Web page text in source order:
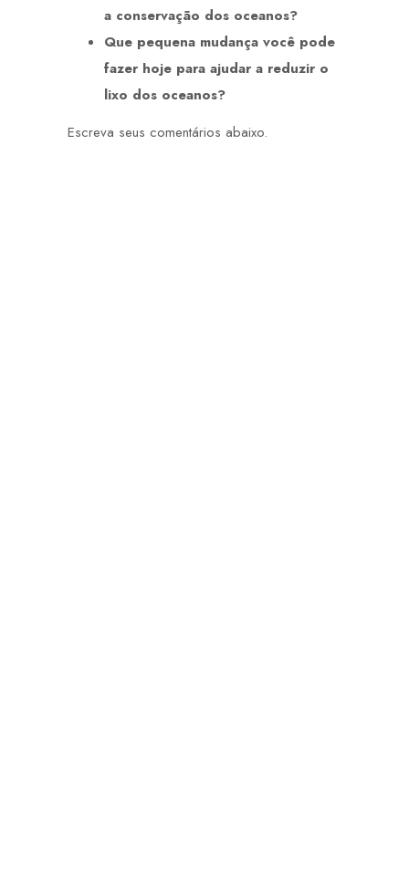
a conservação dos oceanos?
Que pequena mudança você pode
fazer hoje para ajudar a reduzir o
lixo dos oceanos?
Escreva seus comentários abaixo.